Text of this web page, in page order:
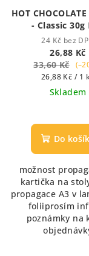
HOT
- Classic 30g
Chocolate -
krémová
24 Kč bez
26,88 Kč
33,60 Kč
Měrná
cena:
26,88 Kč / 1
Skladem
Do
možnost
kartička na
propagace A3 v
foliiprosím
poznámky na